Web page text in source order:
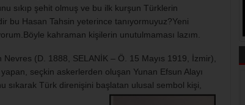
sıkıp şehit olmuş ve bu ilk kurşun Türklerin
bu Hasan Tahsin yeterince tanıyormuyuz?Yeni
kahraman kişilerin unutulmaması lazım.
(D. 1888, SELANİK – Ö. 15 Mayıs 1919, İzmir),
seçkin askerlerden oluşan Yunan Efsun Alayı
sıkarak Türk direnişini başlatan ulusal sembol kişi,